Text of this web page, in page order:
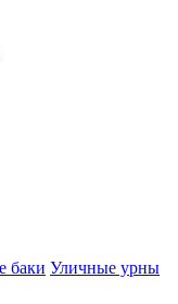
Уличные урны